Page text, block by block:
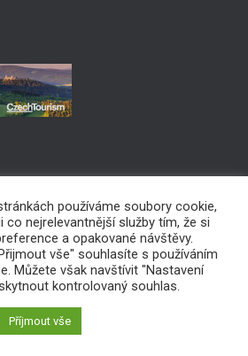
O PŘÍSTUPNOSTI
Statutární město Karviná
používáme soubory cookie,
nejrelevantnější služby tím, že si
a opakované návštěvy.
vše" souhlasíte s používáním
Můžete však navštívit "Nastavení
kontrolovaný souhlas.
Příjmout vše